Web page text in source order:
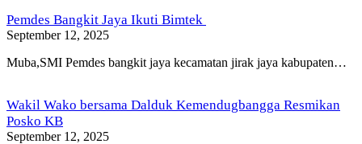
Pemdes Bangkit Jaya Ikuti Bimtek
September 12, 2025
Muba,SMI Pemdes bangkit jaya kecamatan jirak jaya kabupaten…
Wakil Wako bersama Dalduk Kemendugbangga Resmikan
Posko KB
September 12, 2025